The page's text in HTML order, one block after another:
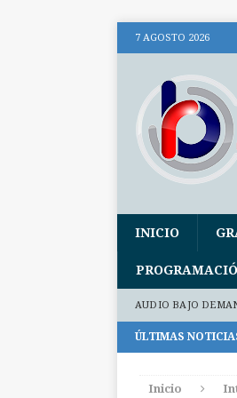
7 AGOSTO 2026
INICIO
AUDIO BAJO
ÚLTIMAS
Inicio